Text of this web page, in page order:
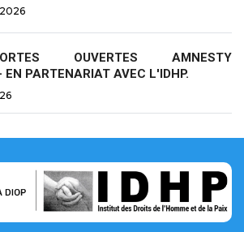
OUVERTES AMNESTY
PARTENARIAT AVEC L'IDHP.